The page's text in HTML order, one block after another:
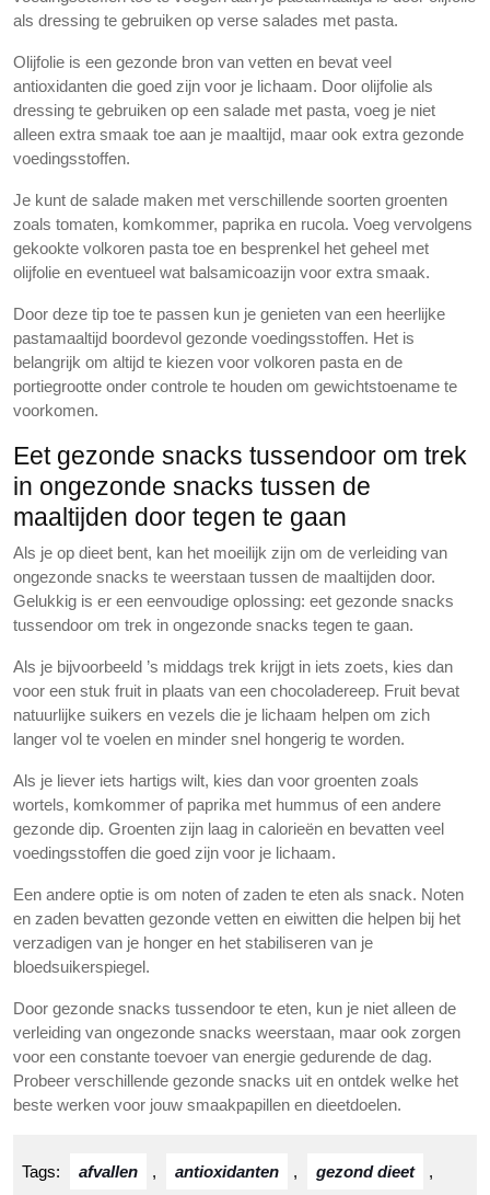
als dressing te gebruiken op verse salades met pasta.
Olijfolie is een gezonde bron van vetten en bevat veel
antioxidanten die goed zijn voor je lichaam. Door olijfolie als
dressing te gebruiken op een salade met pasta, voeg je niet
alleen extra smaak toe aan je maaltijd, maar ook extra gezonde
voedingsstoffen.
Je kunt de salade maken met verschillende soorten groenten
zoals tomaten, komkommer, paprika en rucola. Voeg vervolgens
gekookte volkoren pasta toe en besprenkel het geheel met
olijfolie en eventueel wat balsamicoazijn voor extra smaak.
Door deze tip toe te passen kun je genieten van een heerlijke
pastamaaltijd boordevol gezonde voedingsstoffen. Het is
belangrijk om altijd te kiezen voor volkoren pasta en de
portiegrootte onder controle te houden om gewichtstoename te
voorkomen.
Eet gezonde snacks tussendoor om trek
in ongezonde snacks tussen de
maaltijden door tegen te gaan
Als je op dieet bent, kan het moeilijk zijn om de verleiding van
ongezonde snacks te weerstaan tussen de maaltijden door.
Gelukkig is er een eenvoudige oplossing: eet gezonde snacks
tussendoor om trek in ongezonde snacks tegen te gaan.
Als je bijvoorbeeld ’s middags trek krijgt in iets zoets, kies dan
voor een stuk fruit in plaats van een chocoladereep. Fruit bevat
natuurlijke suikers en vezels die je lichaam helpen om zich
langer vol te voelen en minder snel hongerig te worden.
Als je liever iets hartigs wilt, kies dan voor groenten zoals
wortels, komkommer of paprika met hummus of een andere
gezonde dip. Groenten zijn laag in calorieën en bevatten veel
voedingsstoffen die goed zijn voor je lichaam.
Een andere optie is om noten of zaden te eten als snack. Noten
en zaden bevatten gezonde vetten en eiwitten die helpen bij het
verzadigen van je honger en het stabiliseren van je
bloedsuikerspiegel.
Door gezonde snacks tussendoor te eten, kun je niet alleen de
verleiding van ongezonde snacks weerstaan, maar ook zorgen
voor een constante toevoer van energie gedurende de dag.
Probeer verschillende gezonde snacks uit en ontdek welke het
beste werken voor jouw smaakpapillen en dieetdoelen.
Tags: afvallen , antioxidanten , gezond dieet ,